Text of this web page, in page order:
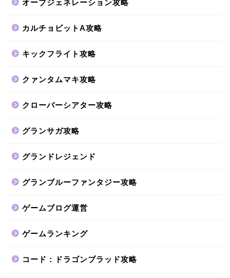
オーブジェネレーション攻略
カルチョビットA攻略
キックフライト攻略
クァンタムマキ攻略
クローバーシアター攻略
グランサガ攻略
グランドレジェンド
グランブルーファンタジー攻略
ゲームブログ運営
ゲームランキング
コード：ドラゴンブラッド攻略